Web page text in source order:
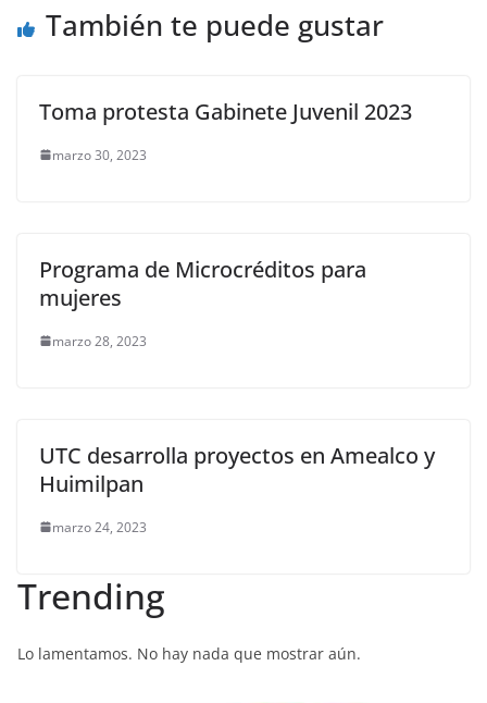
o p er
También te puede gustar
Toma protesta Gabinete Juvenil 2023
marzo 30, 2023
Programa de Microcréditos para
mujeres
marzo 28, 2023
UTC desarrolla proyectos en Amealco y
Huimilpan
marzo 24, 2023
Trending
Lo lamentamos. No hay nada que mostrar aún.